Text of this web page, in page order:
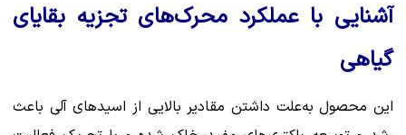
آشنایی با عملکرد محرک‌های تجزیه بقایای
گیاهی
این محصول به‌علت داشتن مقادیر بالایی از اسیدهای آلی باعث